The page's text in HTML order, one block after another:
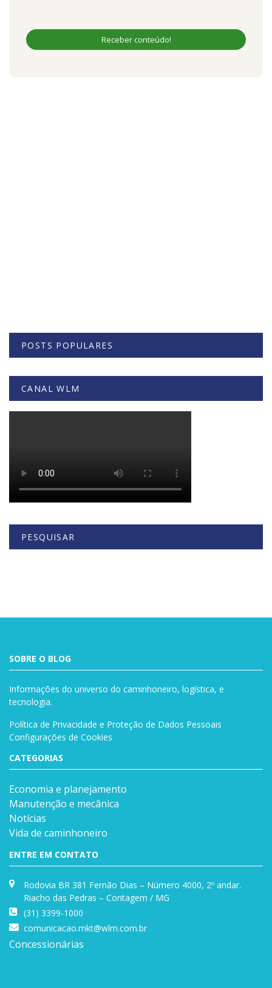
POSTS POPULARES
CANAL WLM
PESQUISAR
SOBRE O BLOG
Informações do universo do caminhoneiro, logística, e
tecnologia.
Política de Privacidade e Proteção de Dados Pessoais
Configurações de Cookies
CATEGORIAS
Economia e planejamento
Manutenção e mecânica
Notícias
Vida de caminhoneiro
ENTRE EM CONTATO
Rodovia BR 381 Fernão Dias – Número 4000, 2º andar.
Riacho das Pedras – Contagem / MG
(31) 3399-1000
comunicacao.mkt@wlm.com.br
Concessionárias